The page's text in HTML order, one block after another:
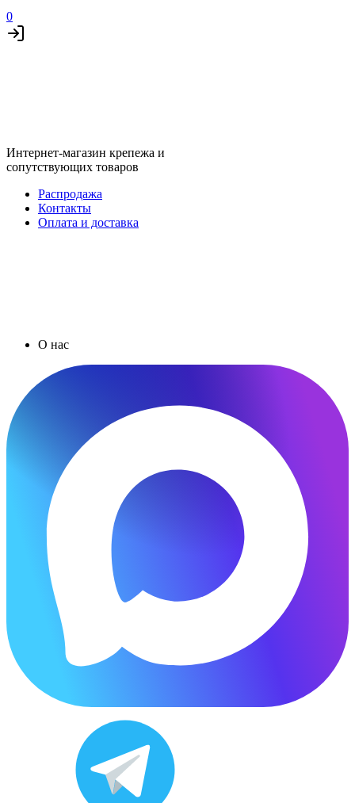
0
Интернет-магазин крепежа и
сопутствующих товаров
Распродажа
Контакты
Оплата и доставка
О нас